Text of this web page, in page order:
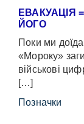
ЕВАКУАЦІЯ
ЙОГО
Поки ми
«Мороку»
військові
[…]
Позначки